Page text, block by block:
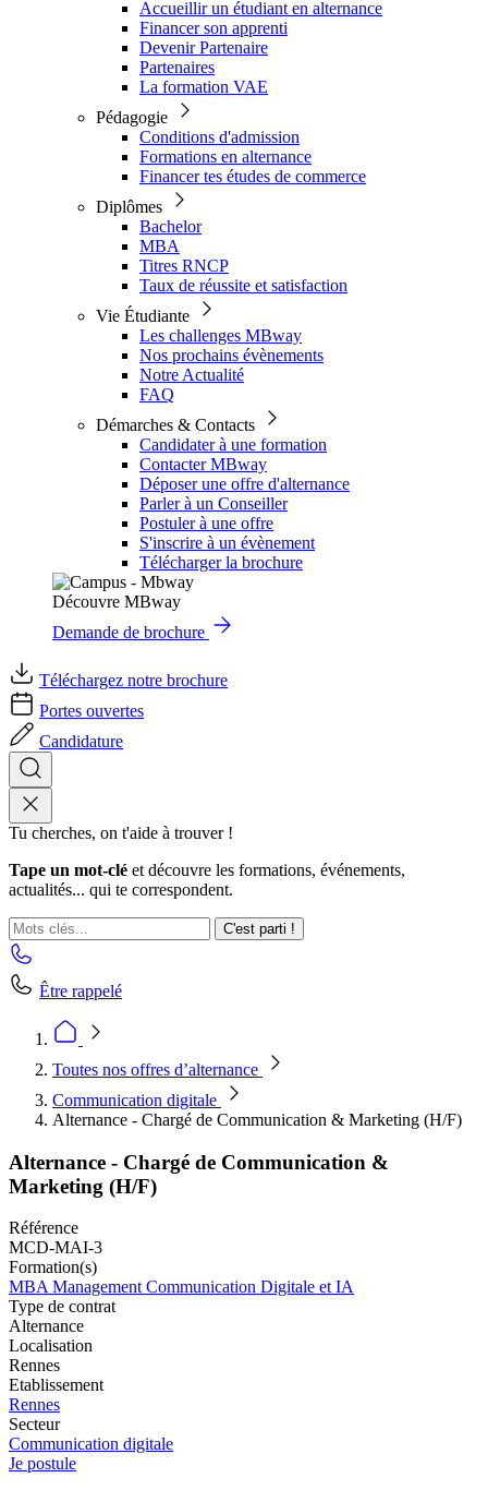
Accueillir un étudiant en alternance
Financer son apprenti
Devenir Partenaire
Partenaires
La formation VAE
Pédagogie
Conditions d'admission
Formations en alternance
Financer tes études de commerce
Diplômes
Bachelor
MBA
Titres RNCP
Taux de réussite et satisfaction
Vie Étudiante
Les challenges MBway
Nos prochains évènements
Notre Actualité
FAQ
Démarches & Contacts
Candidater à une formation
Contacter MBway
Déposer une offre d'alternance
Parler à un Conseiller
Postuler à une offre
S'inscrire à un évènement
Télécharger la brochure
Découvre MBway
Demande de brochure
Téléchargez notre brochure
Portes ouvertes
Candidature
Tu cherches, on t'aide à trouver !
Tape un mot-clé et découvre les formations, événements,
actualités... qui te correspondent.
C'est parti !
Être rappelé
Toutes nos offres d’alternance
Communication digitale
Alternance - Chargé de Communication & Marketing (H/F)
Alternance - Chargé de Communication &
Marketing (H/F)
Référence
MCD-MAI-3
Formation(s)
MBA Management Communication Digitale et IA
Type de contrat
Alternance
Localisation
Rennes
Etablissement
Rennes
Secteur
Communication digitale
Je postule